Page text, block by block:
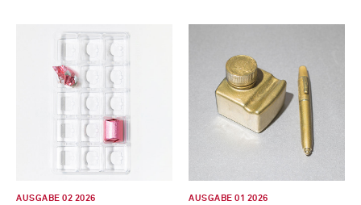
AUSGABE 02 2026 AUSGABE 01 2026